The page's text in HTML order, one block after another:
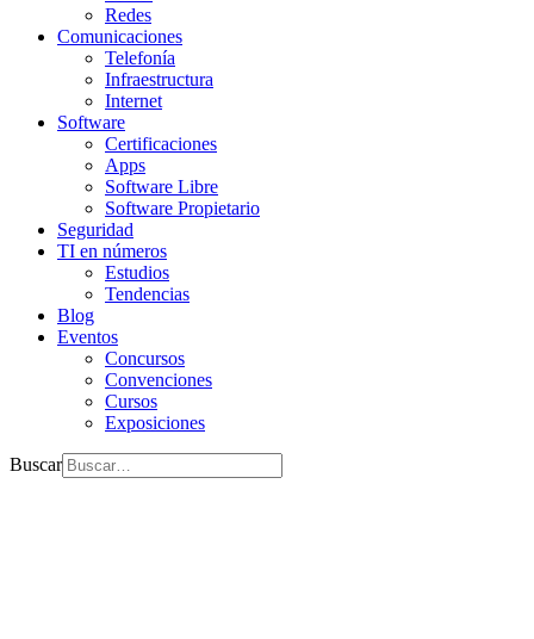
Redes
Comunicaciones
Telefonía
Infraestructura
Internet
Software
Certificaciones
Apps
Software Libre
Software Propietario
Seguridad
TI en números
Estudios
Tendencias
Blog
Eventos
Concursos
Convenciones
Cursos
Exposiciones
Buscar